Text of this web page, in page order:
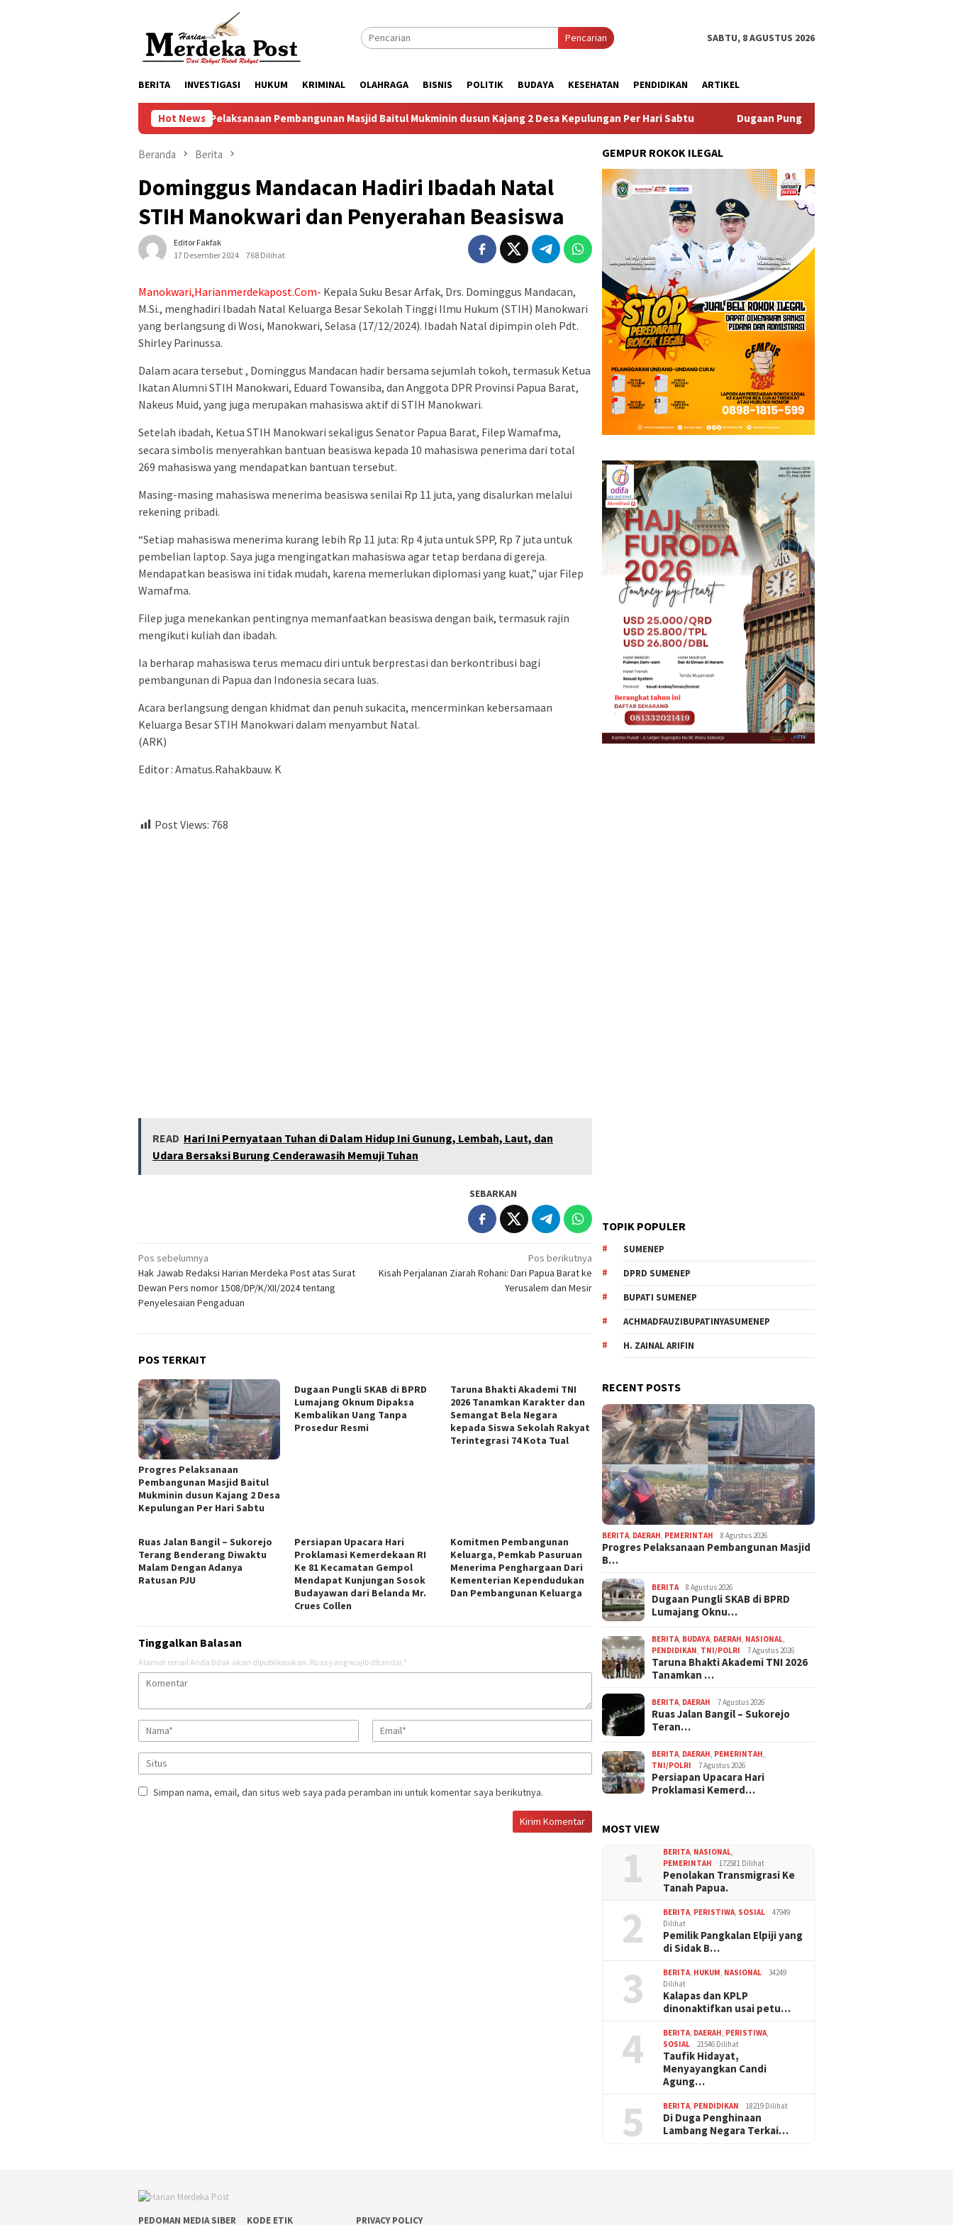
Pencarian SABTU, 8 AGUSTUS 2026
BERITA INVESTIGASI HUKUM KRIMINAL OLAHRAGA BISNIS POLITIK BUDAYA KESEHATAN PENDIDIKAN ARTIKEL
Hot News
Progres Pelaksanaan Pembangunan Masjid Baitul Mukminin dusun Kajang 2 Desa Kepulungan Per Hari Sabtu Dugaan Pungli SKAB di BPRD Lumajang Oknum Dipaksa
Beranda Berita
Dominggus Mandacan Hadiri Ibadah Natal
STIH Manokwari dan Penyerahan Beasiswa
Editor Fakfak
17 Desember 2024
768 Dilihat
Manokwari,Harianmerdekapost.Com- Kepala Suku Besar Arfak, Drs. Dominggus Mandacan,
M.Si., menghadiri Ibadah Natal Keluarga Besar Sekolah Tinggi Ilmu Hukum (STIH) Manokwari
yang berlangsung di Wosi, Manokwari, Selasa (17/12/2024). Ibadah Natal dipimpin oleh Pdt.
Shirley Parinussa.
Dalam acara tersebut , Dominggus Mandacan hadir bersama sejumlah tokoh, termasuk Ketua
Ikatan Alumni STIH Manokwari, Eduard Towansiba, dan Anggota DPR Provinsi Papua Barat,
Nakeus Muid, yang juga merupakan mahasiswa aktif di STIH Manokwari.
Setelah ibadah, Ketua STIH Manokwari sekaligus Senator Papua Barat, Filep Wamafma,
secara simbolis menyerahkan bantuan beasiswa kepada 10 mahasiswa penerima dari total
269 mahasiswa yang mendapatkan bantuan tersebut.
Masing-masing mahasiswa menerima beasiswa senilai Rp 11 juta, yang disalurkan melalui
rekening pribadi.
“Setiap mahasiswa menerima kurang lebih Rp 11 juta: Rp 4 juta untuk SPP, Rp 7 juta untuk
pembelian laptop. Saya juga mengingatkan mahasiswa agar tetap berdana di gereja.
Mendapatkan beasiswa ini tidak mudah, karena memerlukan diplomasi yang kuat,” ujar Filep
Wamafma.
Filep juga menekankan pentingnya memanfaatkan beasiswa dengan baik, termasuk rajin
mengikuti kuliah dan ibadah.
Ia berharap mahasiswa terus memacu diri untuk berprestasi dan berkontribusi bagi
pembangunan di Papua dan Indonesia secara luas.
Acara berlangsung dengan khidmat dan penuh sukacita, mencerminkan kebersamaan
Keluarga Besar STIH Manokwari dalam menyambut Natal.
(ARK)
Editor : Amatus.Rahakbauw. K
Post Views: 768
READ Hari Ini Pernyataan Tuhan di Dalam Hidup Ini Gunung, Lembah, Laut, dan
Udara Bersaksi Burung Cenderawasih Memuji Tuhan
SEBARKAN
Navigasi
pos
Pos sebelumnya
Hak Jawab Redaksi Harian Merdeka Post atas Surat
Dewan Pers nomor 1508/DP/K/XII/2024 tentang
Penyelesaian Pengaduan
Pos berikutnya
Kisah Perjalanan Ziarah Rohani: Dari Papua Barat ke
Yerusalem dan Mesir
POS TERKAIT
Progres Pelaksanaan
Pembangunan Masjid Baitul
Mukminin dusun Kajang 2 Desa
Kepulungan Per Hari Sabtu
Dugaan Pungli SKAB di BPRD
Lumajang Oknum Dipaksa
Kembalikan Uang Tanpa
Prosedur Resmi
Taruna Bhakti Akademi TNI
2026 Tanamkan Karakter dan
Semangat Bela Negara
kepada Siswa Sekolah Rakyat
Terintegrasi 74 Kota Tual
Ruas Jalan Bangil – Sukorejo
Terang Benderang Diwaktu
Malam Dengan Adanya
Ratusan PJU
Persiapan Upacara Hari
Proklamasi Kemerdekaan RI
Ke 81 Kecamatan Gempol
Mendapat Kunjungan Sosok
Budayawan dari Belanda Mr.
Crues Collen
Komitmen Pembangunan
Keluarga, Pemkab Pasuruan
Menerima Penghargaan Dari
Kementerian Kependudukan
Dan Pembangunan Keluarga
Tinggalkan Balasan
Alamat email Anda tidak akan dipublikasikan. Ruas yang wajib ditandai *
Simpan nama, email, dan situs web saya pada peramban ini untuk komentar saya berikutnya.
GEMPUR ROKOK ILEGAL
TOPIK POPULER
SUMENEP
DPRD SUMENEP
BUPATI SUMENEP
ACHMADFAUZIBUPATINYASUMENEP
H. ZAINAL ARIFIN
RECENT POSTS
BERITA, DAERAH, PEMERINTAH 8 Agustus 2026
Progres Pelaksanaan Pembangunan Masjid
B…
BERITA 8 Agustus 2026
Dugaan Pungli SKAB di BPRD
Lumajang Oknu…
BERITA, BUDAYA, DAERAH, NASIONAL,
PENDIDIKAN, TNI/POLRI 7 Agustus 2026
Taruna Bhakti Akademi TNI 2026
Tanamkan …
BERITA, DAERAH 7 Agustus 2026
Ruas Jalan Bangil – Sukorejo
Teran…
BERITA, DAERAH, PEMERINTAH,
TNI/POLRI
7 Agustus 2026
Persiapan Upacara Hari
Proklamasi Kemerd…
MOST VIEW
1 BERITA, NASIONAL,
PEMERINTAH
172581 Dilihat
Penolakan Transmigrasi Ke
Tanah Papua.
2 BERITA, PERISTIWA, SOSIAL
47949
Dilihat
Pemilik Pangkalan Elpiji yang
di Sidak B…
3 BERITA, HUKUM, NASIONAL
34249
Dilihat
Kalapas dan KPLP
dinonaktifkan usai petu…
4 BERITA, DAERAH, PERISTIWA,
SOSIAL
21546 Dilihat
Taufik Hidayat,
Menyayangkan Candi
Agung…
5 BERITA, PENDIDIKAN 18219 Dilihat
Di Duga Penghinaan
Lambang Negara Terkai…
PEDOMAN MEDIA SIBER KODE ETIK PRIVACY POLICY